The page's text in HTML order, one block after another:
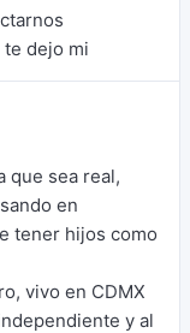
dejo mi
que sea real,
en
tener hijos como
vivo en CDMX
y al